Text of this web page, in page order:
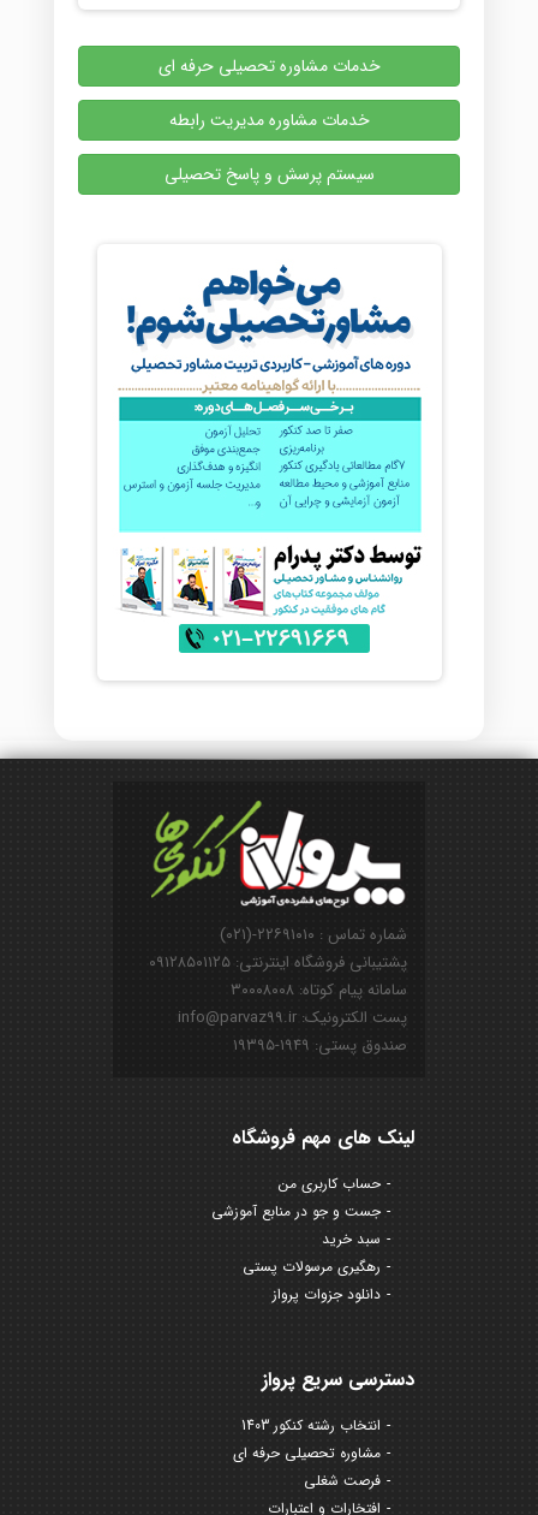
خدمات مشاوره تحصیلی حرفه ای
خدمات مشاوره مدیریت رابطه
سیستم پرسش و پاسخ تحصیلی
شماره تماس : ۲۲۶۹۱۰۱۰-(۰۲۱)
پشتیبانی فروشگاه اینترنتی: ۰۹۱۲۸۵۰۱۱۲۵
سامانه پیام کوتاه: ۳۰۰۰۸۰۰۸
پست الکترونیک: info@parvaz99.ir
صندوق پستی: ۱۹۴۹-۱۹۳۹۵
لینک های مهم فروشگاه
حساب کاربری من
جست و جو در منابع آموزشی
سبد خرید
رهگیری مرسولات پستی
دانلود جزوات پرواز
دسترسی سریع پرواز
انتخاب رشته کنکور 1403
مشاوره تحصیلی حرفه ای
فرصت شغلی
افتخارات و اعتبارات